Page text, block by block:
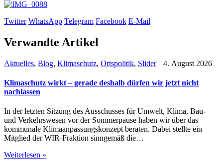
Twitter WhatsApp Telegram Facebook E-Mail
Verwandte Artikel
Aktuelles, Blog, Klimaschutz, Ortspolitik, Slider 4. August 2026
Klimaschutz wirkt – gerade deshalb dürfen wir jetzt nicht
nachlassen
In der letzten Sitzung des Ausschusses für Umwelt, Klima, Bau-
und Verkehrswesen vor der Sommerpause haben wir über das
kommunale Klimaanpassungskonzept beraten. Dabei stellte ein
Mitglied der WIR-Fraktion sinngemäß die…
Weiterlesen »